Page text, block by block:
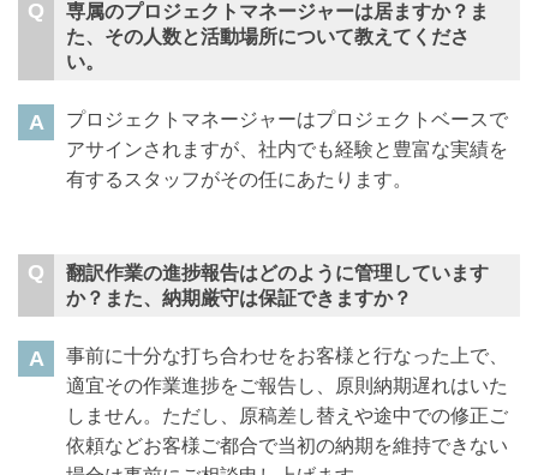
専属のプロジェクトマネージャーは居ますか？ま
た、その人数と活動場所について教えてくださ
い。
プロジェクトマネージャーはプロジェクトベースで
アサインされますが、社内でも経験と豊富な実績を
有するスタッフがその任にあたります。
翻訳作業の進捗報告はどのように管理しています
か？また、納期厳守は保証できますか？
事前に十分な打ち合わせをお客様と行なった上で、
適宜その作業進捗をご報告し、原則納期遅れはいた
しません。ただし、原稿差し替えや途中での修正ご
依頼などお客様ご都合で当初の納期を維持できない